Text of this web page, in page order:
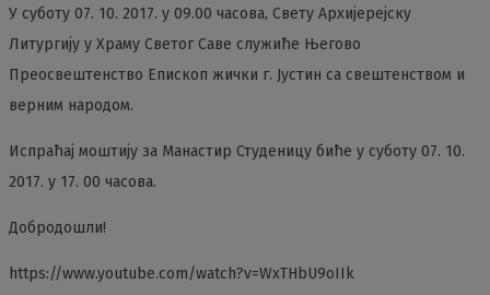
У суботу 07. 10. 2017. у 09.00 часова, Свету Архијерејску
Литургију у Храму Светог Саве служиће Његово
Преосвештенство Епископ жички г. Јустин са свештенством и
верним народом.
Испраћај моштију за Манастир Студеницу биће у суботу 07. 10.
2017. у 17. 00 часова.
Добродошли!
https://www.youtube.com/watch?v=WxTHbU9oIIk